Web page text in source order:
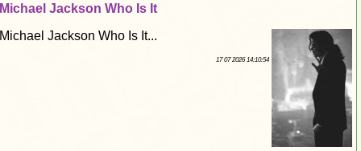
Michael Jackson Who Is It
Michael Jackson Who Is It...
17 07 2026 14:10:54